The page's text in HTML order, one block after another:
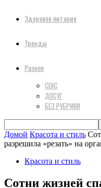
Здоровое питание
Тренды
Разное
СЕКС
ДОСУГ
БЕЗ РУБРИКИ
Домой Красота и стиль
разрешила «резать» на
Красота и стиль
Сотни жизней